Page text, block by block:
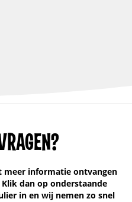
meer informatie ontvangen
dan op onderstaande
in en wij nemen zo snel